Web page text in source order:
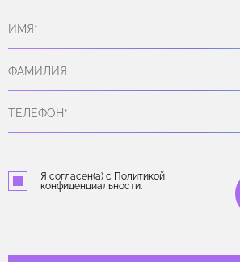
Я согласен(а) с Политикой
конфиденциальности.